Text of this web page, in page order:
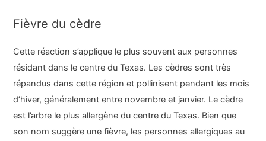
Fièvre du cèdre
Cette réaction s’applique le plus souvent aux personnes
résidant dans le centre du Texas. Les cèdres sont très
répandus dans cette région et pollinisent pendant les mois
d’hiver, généralement entre novembre et janvier. Le cèdre
est l’arbre le plus allergène du centre du Texas. Bien que
son nom suggère une fièvre, les personnes allergiques au